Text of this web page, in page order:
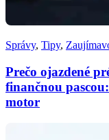
Správy, Tipy,
Prečo ojazdené
finančnou
motor